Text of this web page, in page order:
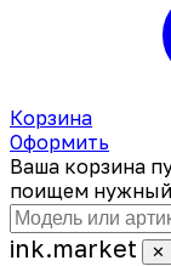
Корзина
Оформить
Ваша корзина
поищем
ink.market ✕